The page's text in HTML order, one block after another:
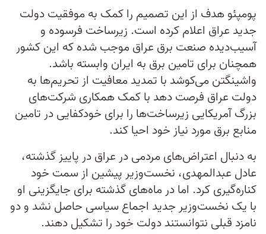
پومپئو هدف از این تصمیم را کمک به موفقیت دولت
جدید عراق اعلام کرده است. زیرساخت فرسوده و
آسیب‌دیده صنعت برق عراق موجب شده که این کشور
همچنان برای تامین برق به ایران وابسته باشد.
واشینگتن می‌کوشد با تمدید معافیت از تحریم‌ها به
دولت عراق فرصت دهد با کمک همکاری شرکت‌های
بزرگ آمریکایی زیرساخت‌ها را برای خودکفایی در تامین
منابع برق مورد نیاز خود احیا کند.
به دنبال اعتراض‌های مردمی در عراق در پاییز گذشته،
عادل عبدالمهدی، نخست‌وزیر پیشین از سمت خود
کناره‌گیری کرد. اما در ماه‌های گذشته برای جایگزینی او
با یک نخست‌وزیر جدید اجماع سیاسی حاصل نشد و دو
نامزد قبلی نتوانستند دولت خود را تشکیل دهند.